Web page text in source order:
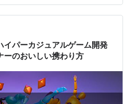
イナーが3連載を行います。 こ
前回の進藤のブログがハイパーカ
の説明をしているのでぜひご覧
イパーカジュアルゲーム開発
ーのおいしい携わり方